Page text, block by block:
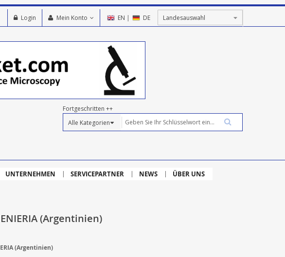
EN | DE
Mein Konto
Login
Fortgeschritten ++
UNTERNEHMEN SERVICEPARTNER NEWS ÜBER UNS
(Argentinien)
(Argentinien)